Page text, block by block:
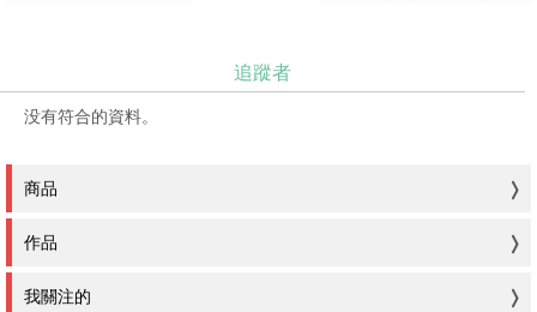
追蹤者
没有符合的資料。
商品
作品
我關注的